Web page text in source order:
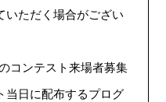
いただく場合がござい
コンテスト来場者募集
当日に配布するプログ